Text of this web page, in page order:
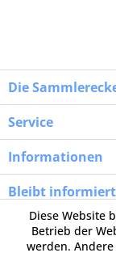
Die
Service
Informationen
Bleibt informiert
Diese Website
Betrieb der
werden.